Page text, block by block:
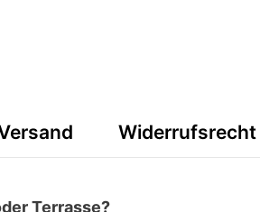
Widerrufsrecht
Terrasse?